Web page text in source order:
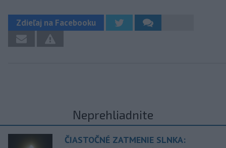
Zdieľaj na Facebooku
Neprehliadnite
ČIASTOČNÉ ZATMENIE SLNKA: